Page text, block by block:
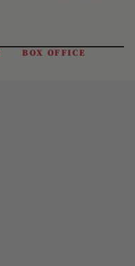
BOX OFFICE